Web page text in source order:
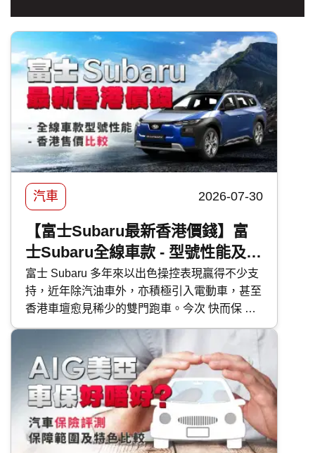
汽車 2026-07-30
【富士Subaru最新香港價錢】富
士Subaru全線車款 - 型號性能及香
港售價比較
富士 Subaru 多年來以出色操控表現贏得不少支
持，近年除汽油車外，亦積極引入電動車，甚至
香港車壇愈見稀少的雙門跑車。今次 快而保 便
為大家逐一剖析富士 Subaru 各車型的特點。